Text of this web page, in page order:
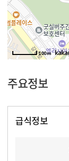
100m
주요정보
급식정보